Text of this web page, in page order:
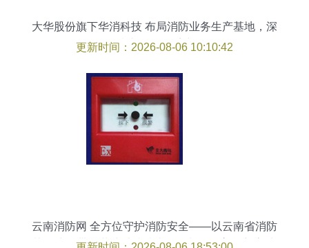
大华股份旗下华消科技 布局消防业务生产基地，深
化技术服务体系建设
更新时间：2026-08-06 10:10:42
云南消防网 全方位守护消防安全——以云南省消防
协会为纽带，共建消防技术服务与知识普及新高地